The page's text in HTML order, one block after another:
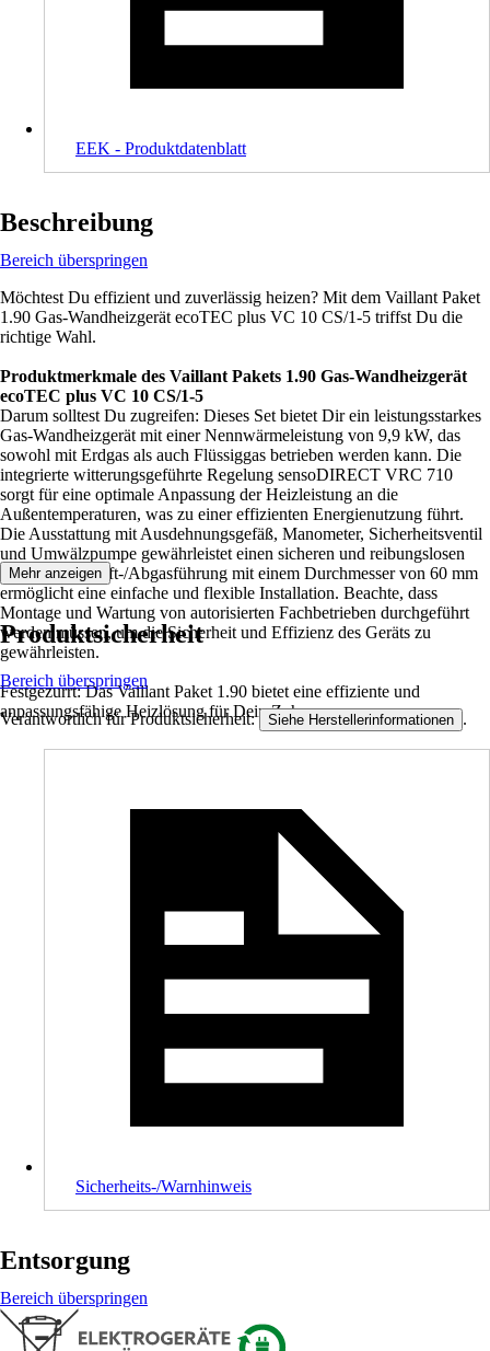
EEK - Produktdatenblatt
Beschreibung
Bereich überspringen
Möchtest Du effizient und zuverlässig heizen? Mit dem Vaillant Paket
1.90 Gas-Wandheizgerät ecoTEC plus VC 10 CS/1-5 triffst Du die
richtige Wahl.
Produktmerkmale des Vaillant Pakets 1.90 Gas-Wandheizgerät
ecoTEC plus VC 10 CS/1-5
Darum solltest Du zugreifen: Dieses Set bietet Dir ein leistungsstarkes
Gas-Wandheizgerät mit einer Nennwärmeleistung von 9,9 kW, das
sowohl mit Erdgas als auch Flüssiggas betrieben werden kann. Die
integrierte witterungsgeführte Regelung sensoDIRECT VRC 710
sorgt für eine optimale Anpassung der Heizleistung an die
Außentemperaturen, was zu einer effizienten Energienutzung führt.
Die Ausstattung mit Ausdehnungsgefäß, Manometer, Sicherheitsventil
und Umwälzpumpe gewährleistet einen sicheren und reibungslosen
Betrieb. Die Luft-/Abgasführung mit einem Durchmesser von 60 mm
ermöglicht eine einfache und flexible Installation. Beachte, dass
Montage und Wartung von autorisierten Fachbetrieben durchgeführt
werden müssen, um die Sicherheit und Effizienz des Geräts zu
gewährleisten.
Festgezurrt: Das Vaillant Paket 1.90 bietet eine effiziente und
anpassungsfähige Heizlösung für Dein Zuhause.
Mehr anzeigen
Produktsicherheit
Bereich überspringen
Verantwortlich für Produktsicherheit: Siehe Herstellerinformationen .
Sicherheits-/Warnhinweis
Entsorgung
Bereich überspringen